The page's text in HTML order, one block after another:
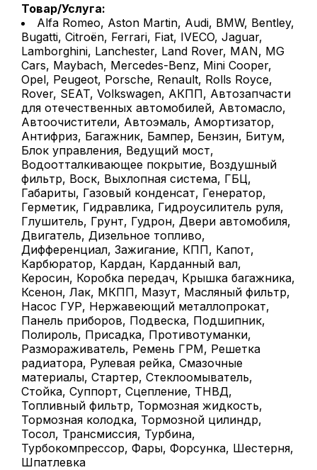
Товар/Услуга:
Alfa Romeo, Aston Martin, Audi, BMW, Bentley,
Bugatti, Citroën, Ferrari, Fiat, IVECO, Jaguar,
Lamborghini, Lanchester, Land Rover, MAN, MG
Cars, Maybach, Mercedes-Benz, Mini Cooper,
Opel, Peugeot, Porsche, Renault, Rolls Royce,
Rover, SEAT, Volkswagen, АКПП, Автозапчасти
для отечественных автомобилей, Автомасло,
Автоочистители, Автоэмаль, Амортизатор,
Антифриз, Багажник, Бампер, Бензин, Битум,
Блок управления, Ведущий мост,
Водоотталкивающее покрытие, Воздушный
фильтр, Воск, Выхлопная система, ГБЦ,
Габариты, Газовый конденсат, Генератор,
Герметик, Гидравлика, Гидроусилитель руля,
Глушитель, Грунт, Гудрон, Двери автомобиля,
Двигатель, Дизельное топливо,
Дифференциал, Зажигание, КПП, Капот,
Карбюратор, Кардан, Карданный вал,
Керосин, Коробка передач, Крышка багажника,
Ксенон, Лак, МКПП, Мазут, Масляный фильтр,
Насос ГУР, Нержавеющий металлопрокат,
Панель приборов, Подвеска, Подшипник,
Полироль, Присадка, Противотуманки,
Размораживатель, Ремень ГРМ, Решетка
радиатора, Рулевая рейка, Смазочные
материалы, Стартер, Стеклоомыватель,
Стойка, Суппорт, Сцепление, ТНВД,
Топливный фильтр, Тормозная жидкость,
Тормозная колодка, Тормозной цилиндр,
Тосол, Трансмиссия, Турбина,
Турбокомпрессор, Фары, Форсунка, Шестерня,
Шпатлевка